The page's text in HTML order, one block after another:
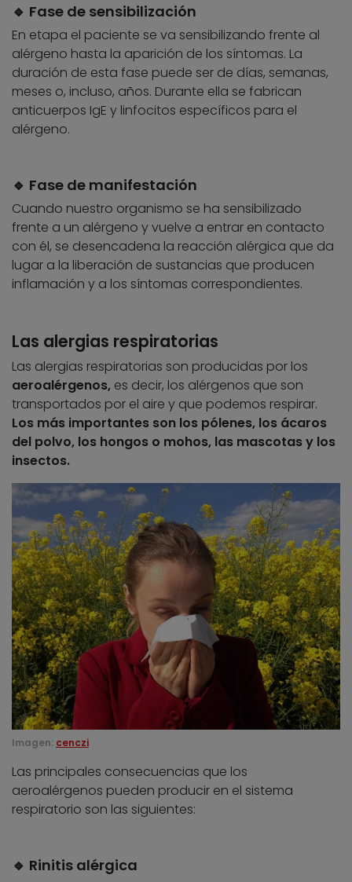
🔹 Fase de sensibilización
En etapa el paciente se va sensibilizando frente al
alérgeno hasta la aparición de los síntomas. La
duración de esta fase puede ser de días, semanas,
meses o, incluso, años. Durante ella se fabrican
anticuerpos IgE y linfocitos específicos para el
alérgeno.
🔹 Fase de manifestación
Cuando nuestro organismo se ha sensibilizado
frente a un alérgeno y vuelve a entrar en contacto
con él, se desencadena la reacción alérgica que da
lugar a la liberación de sustancias que producen
inflamación y a los síntomas correspondientes.
Las alergias respiratorias
Las alergias respiratorias son producidas por los
aeroalérgenos, es decir, los alérgenos que son
transportados por el aire y que podemos respirar.
Los más importantes son los pólenes, los ácaros
del polvo, los hongos o mohos, las mascotas y los
insectos.
Imagen: cenczi
Las principales consecuencias que los
aeroalérgenos pueden producir en el sistema
respiratorio son las siguientes:
🔹 Rinitis alérgica